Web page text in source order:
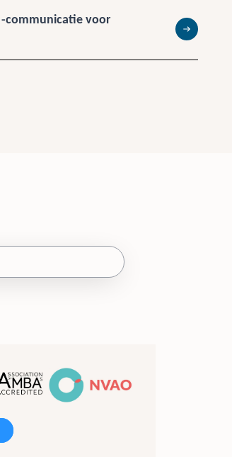
-communicatie voor
Lees meer